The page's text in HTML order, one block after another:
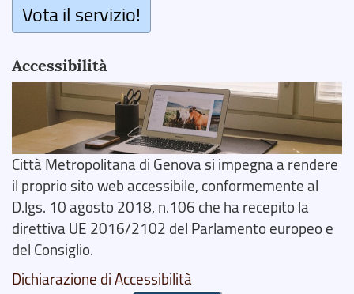
Vota il servizio!
Accessibilità
Città Metropolitana di Genova si impegna a rendere
il proprio sito web accessibile, conformemente al
D.lgs. 10 agosto 2018, n.106 che ha recepito la
direttiva UE 2016/2102 del Parlamento europeo e
del Consiglio.
Dichiarazione di Accessibilità